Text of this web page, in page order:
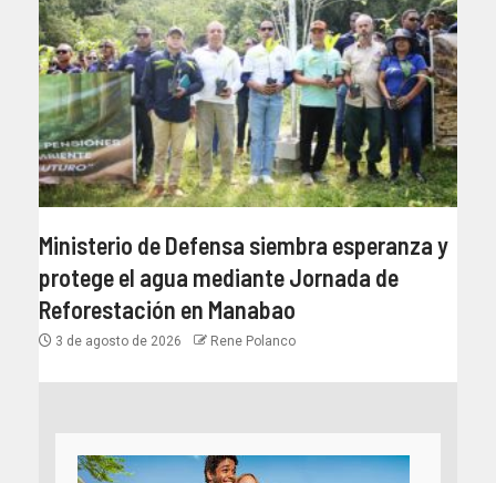
Ministerio de Defensa siembra esperanza y
protege el agua mediante Jornada de
Reforestación en Manabao
3 de agosto de 2026 Rene Polanco